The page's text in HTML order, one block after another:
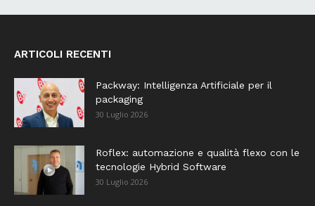
ARTICOLI RECENTI
Packway: Intelligenza Artificiale per il
packaging
30 Luglio 2026
Roflex: automazione e qualità flexo con le
tecnologie Hybrid Software
30 Luglio 2026